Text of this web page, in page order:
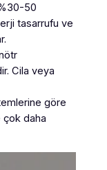
%30-50
tasarrufu ve
Cila veya
göre
daha